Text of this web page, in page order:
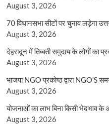
August 3, 2026
70 विधानसभा सीटों पर चुनाव लड़ेगा
August 3, 2026
देहरादून में तिब्बती समुदाय के लोगों का
August 3, 2026
भाजपा NGO प्रकोष्ठ द्वारा NGO’S
August 3, 2026
योजनाओं का लाभ बिना किसी भेदभाव के
August 3, 2026